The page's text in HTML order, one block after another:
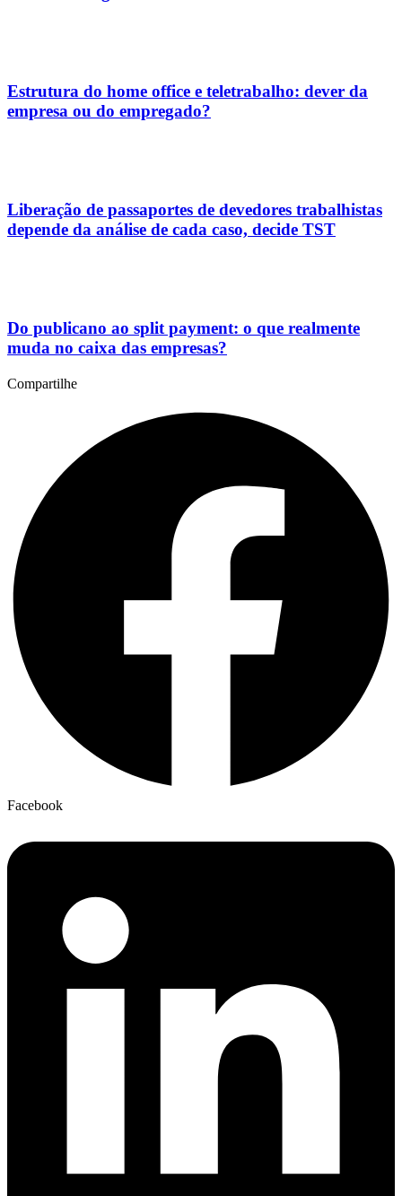
Estrutura do home office e teletrabalho: dever da
empresa ou do empregado?
Liberação de passaportes de devedores trabalhistas
depende da análise de cada caso, decide TST
Do publicano ao split payment: o que realmente
muda no caixa das empresas?
Compartilhe
Facebook